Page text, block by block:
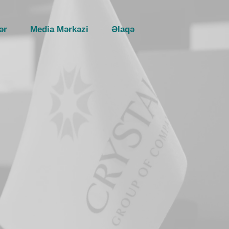
Media Mərkəzi Əlaqə